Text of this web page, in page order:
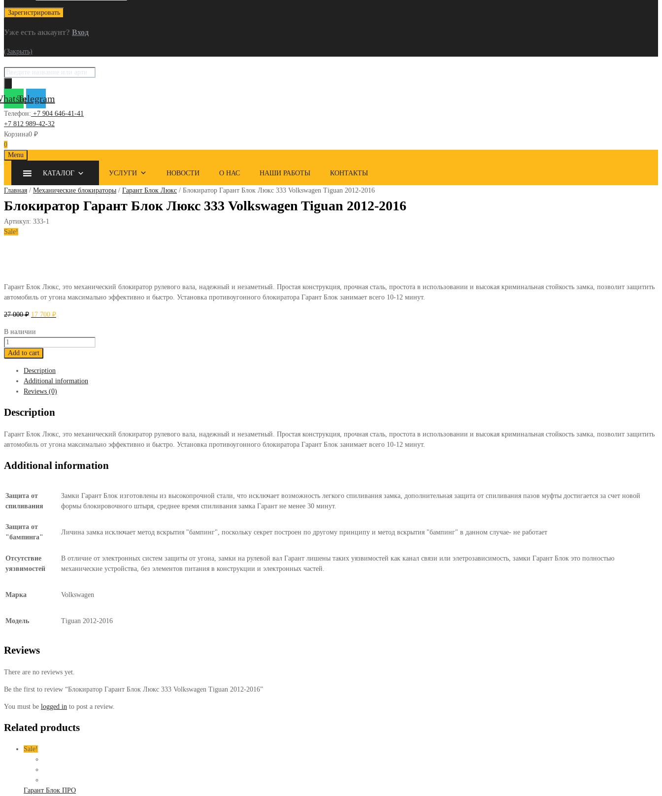
Уже есть аккаунт? Вход
(Закрыть)
Поиск
Telegram
Телефон: +7 904 646-41-41
+7 812 989-42-32
Корзина0 ₽
0
Skip
content
Menu
КАТАЛОГ УСЛУГИ НОВОСТИ О НАС НАШИ РАБОТЫ КОНТАКТЫ
Главная / Механические блокираторы / Гарант Блок Люкс / Блокиратор Гарант Блок Люкс 333 Volkswagen Tiguan 2012-2016
Блокиратор Гарант Блок Люкс 333 Volkswagen Tiguan 2012-2016
Артикул: 333-1
Sale!
Гарант Блок Люкс, это механический блокиратор рулевого вала, надежный и незаметный. Простая конструкция, прочная сталь, простота в использовании и высокая криминальная стойкость замка, позволит защитить
автомобиль от угона максимально эффективно и быстро. Установка противоугонного блокиратора Гарант Блок занимает всего 10-12 минут.
27 000₽ 17 700 ₽
В наличии
Блокиратор
Гарант
Люкс
Volkswagen
2012-
quantity
Add to cart
Description
Additional information
Reviews (0)
Description
Гарант Блок Люкс, это механический блокиратор рулевого вала, надежный и незаметный. Простая конструкция, прочная сталь, простота в использовании и высокая криминальная стойкость замка, позволит защитить
автомобиль от угона максимально эффективно и быстро. Установка противоугонного блокиратора Гарант Блок занимает всего 10-12 минут.
Additional information
Защита от
спиливания
Замки Гарант Блок изготовлены из высокопрочной стали, что исключает возможность легкого спиливания замка, дополнительная защита от спиливания пазов муфты достигается за счет новой
формы блокировочного штыря, среднее время спиливания замка Гарант не менее 30 минут.
Защита от
"бампинга"
Личина замка исключает метод вскрытия "бампинг", поскольку секрет построен по другому принципу и метод вскрытия "бампинг" в данном случае- не работает
Отсутствие
уязвимостей
В отличие от электронных систем защиты от угона, замки на рулевой вал Гарант лишены таких уязвимостей как канал связи или элетрозависимость, замки Гарант Блок это полностью
механические устройства, без элементов питания в конструкции и электронных частей.
Марка Volkswagen
Модель Tiguan 2012-2016
Reviews
There are no reviews yet.
Be the first to review “Блокиратор Гарант Блок Люкс 333 Volkswagen Tiguan 2012-2016”
You must be logged in to post a review.
Related products
Sale!
Гарант Блок ПРО